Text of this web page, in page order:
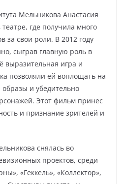
Мельникова Анастасия
где получила много
за свои роли. В 2012 году
сыграв главную роль в
выразительная игра и
позволяли ей воплощать на
и убедительно
Этот фильм принес
и признание зрителей и
снялась во
проектов, среди
«Геккель», «Коллектор»,